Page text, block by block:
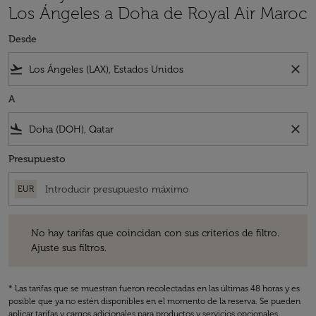
Los Ángeles a Doha de Royal Air Maroc
Desde
flight_takeoff close
A
flight_land close
Presupuesto
EUR
No hay tarifas que coincidan con sus criterios de filtro.
Ajuste sus filtros.
* Las tarifas que se muestran fueron recolectadas en las últimas 48 horas y es
posible que ya no estén disponibles en el momento de la reserva. Se pueden
aplicar tarifas y cargos adicionales para productos y servicios opcionales.